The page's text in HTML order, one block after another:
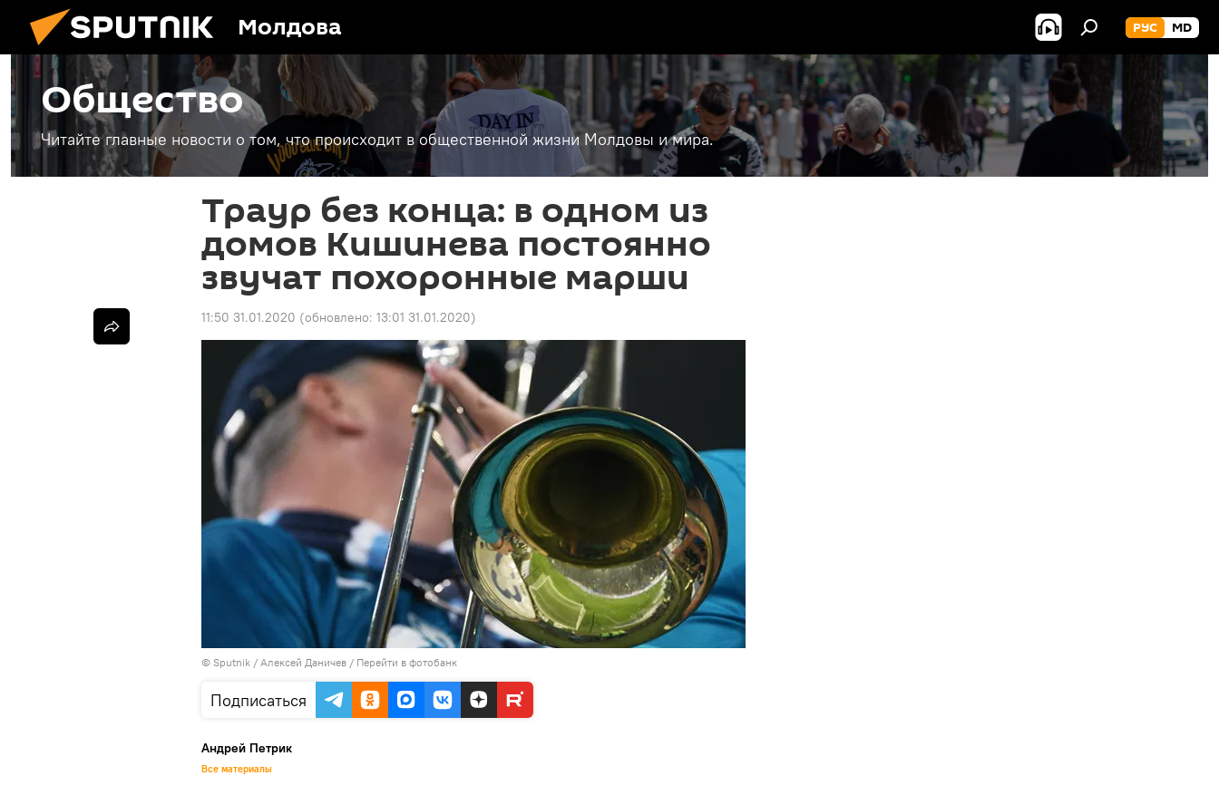
Молдова РУС MD
Общество
Читайте главные новости о том, что происходит в общественной жизни Молдовы и мира.
Траур без конца: в одном из
домов Кишинева постоянно
звучат похоронные марши
11:50 31.01.2020 (обновлено: 13:01 31.01.2020)
© Sputnik / Алексей Даничев / Перейти в фотобанк
Подписаться
Андрей Петрик
Все материалы